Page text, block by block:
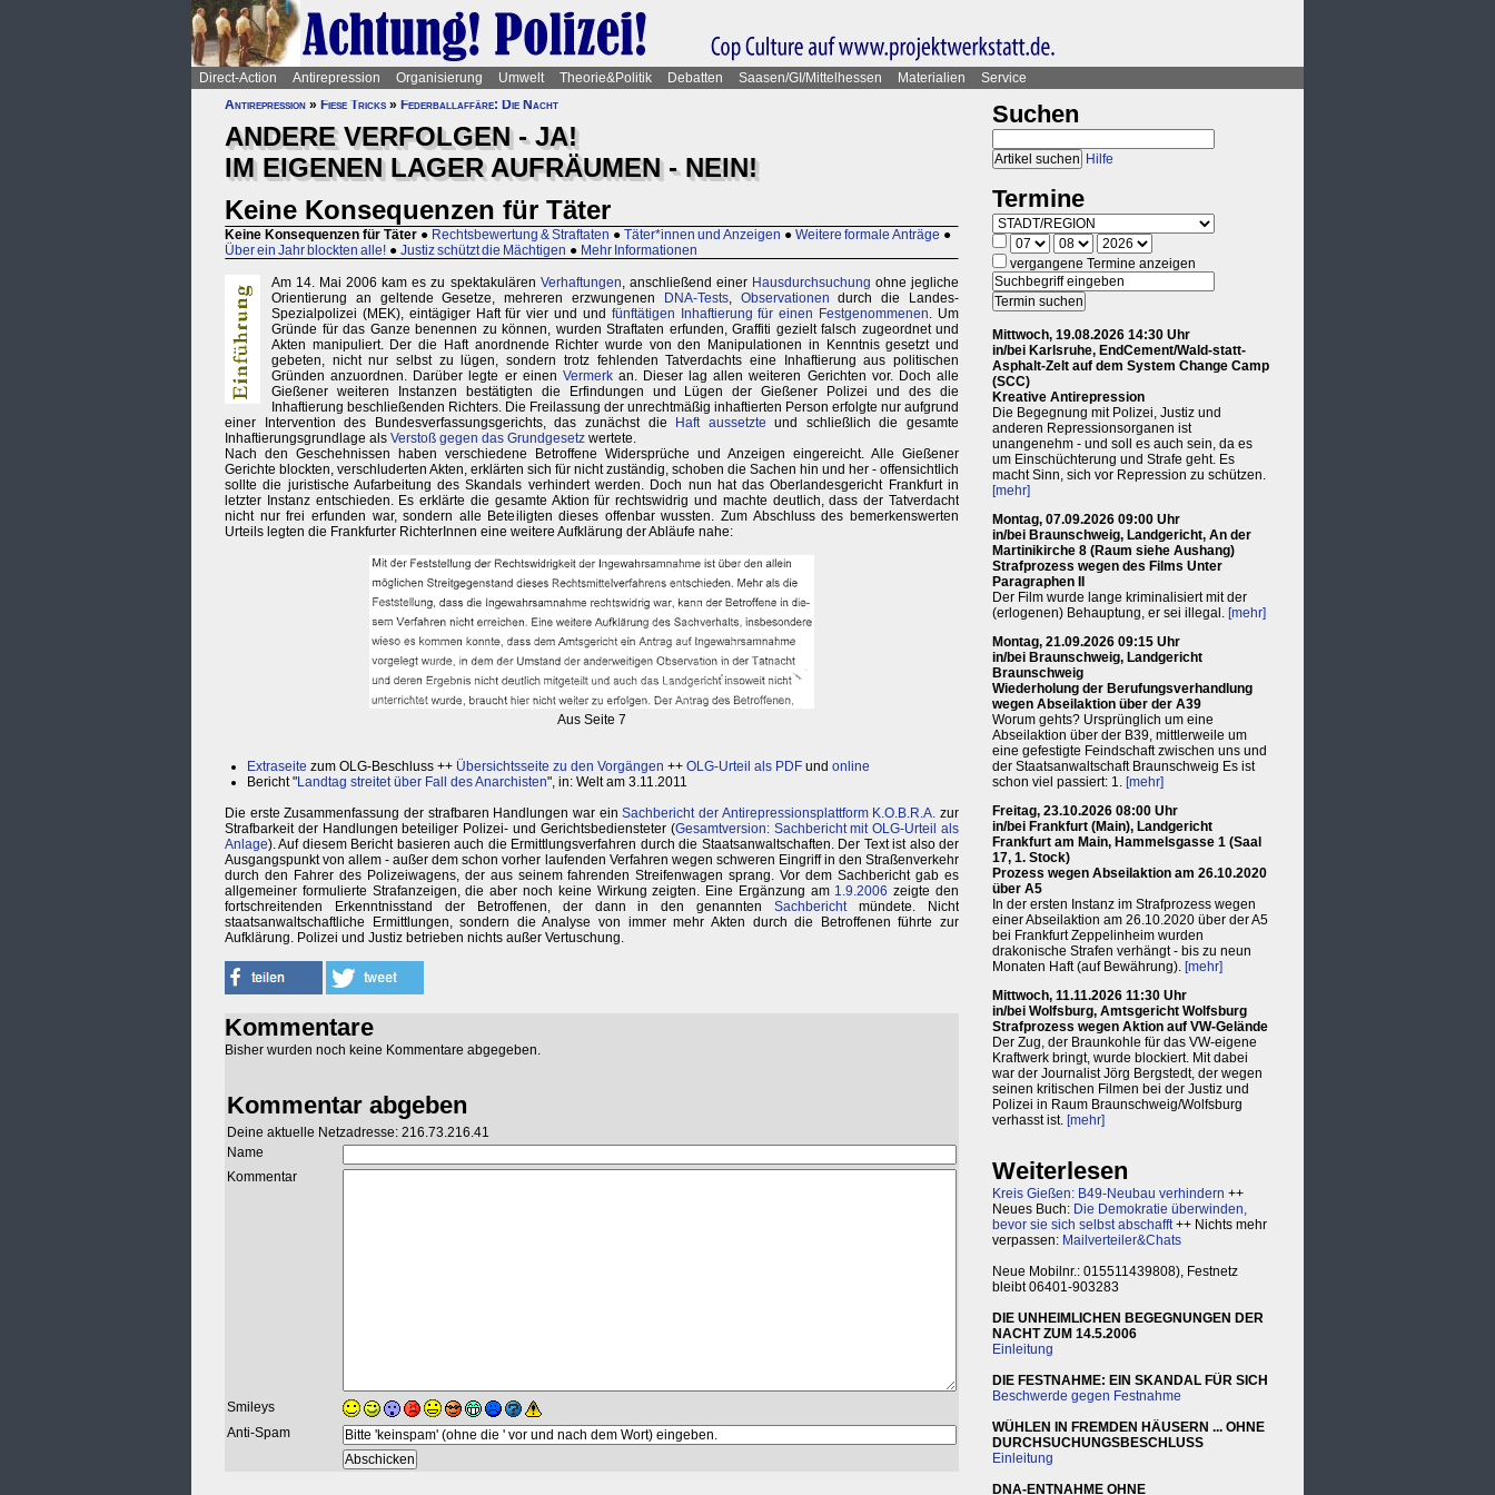
Direct-Action Antirepression Organisierung Umwelt Theorie&Politik Debatten Saasen/GI/Mittelhessen Materialien
Service
Antirepression » Fiese Tricks » Federballaffäre: Die Nacht
ANDERE VERFOLGEN - JA!
IM EIGENEN LAGER AUFRÄUMEN - NEIN!
Keine Konsequenzen für Täter
Keine Konsequenzen für Täter ● Rechtsbewertung & Straftaten ● Täter*innen und Anzeigen ● Weitere formale Anträge ●
Über ein Jahr blockten alle! ● Justiz schützt die Mächtigen ● Mehr Informationen
Am 14. Mai 2006 kam es zu spektakulären Verhaftungen, anschließend einer Hausdurchsuchung ohne jegliche
Orientierung an geltende Gesetze, mehreren erzwungenen
DNA-Tests, Observationen durch die Landes-
Spezialpolizei (MEK), eintägiger Haft für vier und und fünftätigen Inhaftierung für einen Festgenommenen. Um
Gründe für das Ganze benennen zu können, wurden Straftaten erfunden, Graffiti gezielt falsch zugeordnet und
Akten manipuliert. Der die Haft anordnende Richter wurde von den Manipulationen in Kenntnis gesetzt und
gebeten, nicht nur selbst zu lügen, sondern trotz fehlenden Tatverdachts eine Inhaftierung aus politischen
Gründen anzuordnen. Darüber legte er einen Vermerkan. Dieser lag allen weiteren Gerichten vor. Doch alle
Gießener weiteren Instanzen bestätigten die Erfindungen und Lügen der Gießener Polizei und des die
Inhaftierung beschließenden Richters. Die Freilassung der unrechtmäßig inhaftierten Person erfolgte nur aufgrund
einer Intervention des Bundesverfassungsgerichts, das zunächst die
Haft aussetzte und schließlich die gesamte
Inhaftierungsgrundlage als Verstoß gegen das Grundgesetz wertete.
Nach den Geschehnissen haben verschiedene Betroffene Widersprüche und Anzeigen eingereicht. Alle Gießener
Gerichte blockten, verschluderten Akten, erklärten sich für nicht zuständig, schoben die Sachen hin und her - offensichtlich
sollte die juristische Aufarbeitung des Skandals verhindert werden. Doch nun hat das Oberlandesgericht Frankfurt in
letzter Instanz entschieden. Es erklärte die gesamte Aktion für rechtswidrig und machte deutlich, dass der Tatverdacht
nicht nur frei erfunden war, sondern alle Beteiligten dieses offenbar wussten. Zum Abschluss des bemerkenswerten
Urteils legten die Frankfurter RichterInnen eine weitere Aufklärung der Abläufe nahe:
Aus Seite 7
Extraseite zum OLG-Beschluss ++ Übersichtsseite zu den Vorgängen ++ OLG-Urteil als PDF und online
Bericht "Landtag streitet über Fall des Anarchisten", in: Welt am 3.11.2011
Die erste Zusammenfassung der strafbaren Handlungen war einSachbericht der Antirepressionsplattform K.O.B.R.A. zur
Strafbarkeit der Handlungen beteiliger Polizei- und Gerichtsbediensteter (Gesamtversion: Sachbericht mit OLG-Urteil als
Anlage). Auf diesem Bericht basieren auch die Ermittlungsverfahren durch die Staatsanwaltschaften. Der Text ist also der
Ausgangspunkt von allem - außer dem schon vorher laufenden Verfahren wegen schweren Eingriff in den Straßenverkehr
durch den Fahrer des Polizeiwagens, der aus seinem fahrenden Streifenwagen sprang. Vor dem Sachbericht gab es
allgemeiner formulierte Strafanzeigen, die aber noch keine Wirkung zeigten. Eine Ergänzung am 1.9.2006 zeigte den
fortschreitenden Erkenntnisstand der Betroffenen, der dann in den genanntenSachberichtmündete. Nicht
staatsanwaltschaftliche Ermittlungen, sondern die Analyse von immer mehr Akten durch die Betroffenen führte zur
Aufklärung. Polizei und Justiz betrieben nichts außer Vertuschung.
Kommentare
Bisher wurden noch keine Kommentare abgegeben.
Kommentar abgeben
Deine aktuelle Netzadresse: 216.73.216.41
Name
Kommentar
Smileys
Anti-Spam
Suchen
Hilfe
Termine
vergangene Termine anzeigen
Mittwoch, 19.08.2026 14:30 Uhr
in/bei Karlsruhe, EndCement/Wald-statt-
Asphalt-Zelt auf dem System Change Camp
(SCC)
Kreative Antirepression
Die Begegnung mit Polizei, Justiz und
anderen Repressionsorganen ist
unangenehm - und soll es auch sein, da es
um Einschüchterung und Strafe geht. Es
macht Sinn, sich vor Repression zu schützen.
[mehr]
Montag, 07.09.2026 09:00 Uhr
in/bei Braunschweig, Landgericht, An der
Martinikirche 8 (Raum siehe Aushang)
Strafprozess wegen des Films Unter
Paragraphen II
Der Film wurde lange kriminalisiert mit der
(erlogenen) Behauptung, er sei illegal. [mehr]
Montag, 21.09.2026 09:15 Uhr
in/bei Braunschweig, Landgericht
Braunschweig
Wiederholung der Berufungsverhandlung
wegen Abseilaktion über der A39
Worum gehts? Ursprünglich um eine
Abseilaktion über der B39, mittlerweile um
eine gefestigte Feindschaft zwischen uns und
der Staatsanwaltschaft Braunschweig Es ist
schon viel passiert: 1. [mehr]
Freitag, 23.10.2026 08:00 Uhr
in/bei Frankfurt (Main), Landgericht
Frankfurt am Main, Hammelsgasse 1 (Saal
17, 1. Stock)
Prozess wegen Abseilaktion am 26.10.2020
über A5
In der ersten Instanz im Strafprozess wegen
einer Abseilaktion am 26.10.2020 über der A5
bei Frankfurt Zeppelinheim wurden
drakonische Strafen verhängt - bis zu neun
Monaten Haft (auf Bewährung). [mehr]
Mittwoch, 11.11.2026 11:30 Uhr
in/bei Wolfsburg, Amtsgericht Wolfsburg
Strafprozess wegen Aktion auf VW-Gelände
Der Zug, der Braunkohle für das VW-eigene
Kraftwerk bringt, wurde blockiert. Mit dabei
war der Journalist Jörg Bergstedt, der wegen
seinen kritischen Filmen bei der Justiz und
Polizei in Raum Braunschweig/Wolfsburg
verhasst ist. [mehr]
Weiterlesen
Kreis Gießen: B49-Neubau verhindern ++
Neues Buch: Die Demokratie überwinden,
bevor sie sich selbst abschafft++ Nichts mehr
verpassen: Mailverteiler&Chats
Neue Mobilnr.: 015511439808), Festnetz
bleibt 06401-903283
DIE UNHEIMLICHEN BEGEGNUNGEN DER
NACHT ZUM 14.5.2006
Einleitung
DIE FESTNAHME: EIN SKANDAL FÜR SICH
Beschwerde gegen Festnahme
WÜHLEN IN FREMDEN HÄUSERN ... OHNE
DURCHSUCHUNGSBESCHLUSS
Einleitung
DNA-ENTNAHME OHNE